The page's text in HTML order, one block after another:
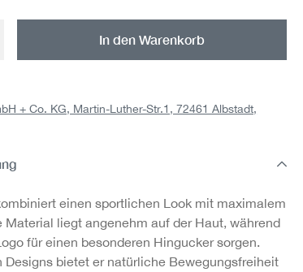
Gib den gewünschten Wert
In den Warenkorb
+ Co. KG, Martin-Luther-Str.1, 72461 Albstadt,
einen sportlichen Look mit maximalem
Material liegt angenehm auf der Haut, während
für einen besonderen Hingucker sorgen.
Designs bietet er natürliche Bewegungsfreiheit